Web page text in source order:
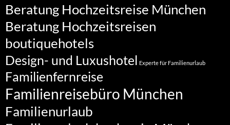
Beratung Hochzeitsreise München
Beratung Hochzeitsreisen
boutiquehotels
Design- und Luxushotel Experte für Familienurlaub
Familienfernreise
Familienreisebüro München
Familienurlaub